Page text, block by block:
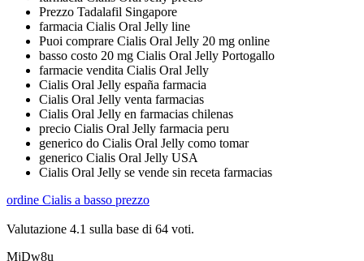
Prezzo Tadalafil Singapore
farmacia Cialis Oral Jelly line
Puoi comprare Cialis Oral Jelly 20 mg online
basso costo 20 mg Cialis Oral Jelly Portogallo
farmacie vendita Cialis Oral Jelly
Cialis Oral Jelly españa farmacia
Cialis Oral Jelly venta farmacias
Cialis Oral Jelly en farmacias chilenas
precio Cialis Oral Jelly farmacia peru
generico do Cialis Oral Jelly como tomar
generico Cialis Oral Jelly USA
Cialis Oral Jelly se vende sin receta farmacias
ordine Cialis a basso prezzo
Valutazione 4.1 sulla base di 64 voti.
MjDw8u